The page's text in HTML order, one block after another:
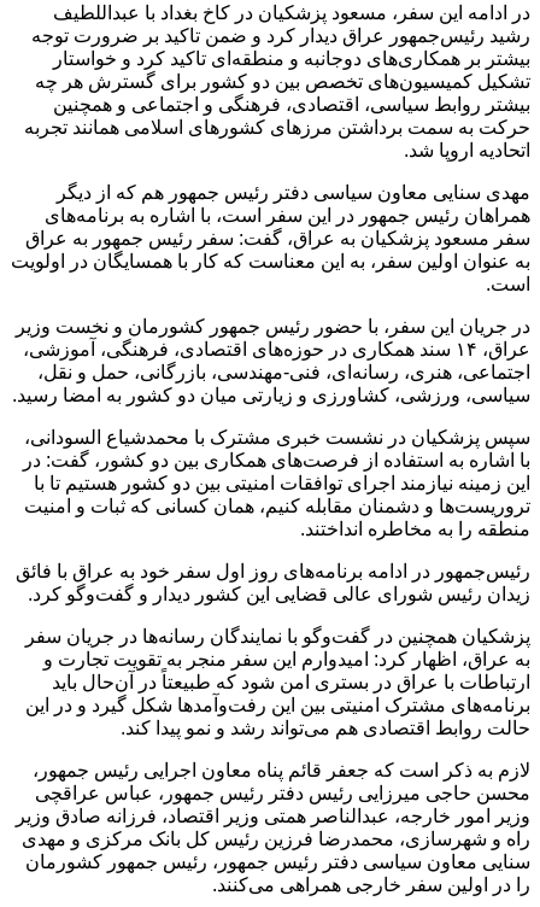
در ادامه این سفر، مسعود پزشکیان در کاخ بغداد با عبداللطیف
رشید رئیس‌جمهور عراق دیدار کرد و ضمن تاکید بر ضرورت توجه
بیشتر بر همکاری‌های دوجانبه و منطقه‌ای تاکید کرد و خواستار
تشکیل کمیسیون‌های تخصص بین دو کشور برای گسترش هر چه
بیشتر روابط سیاسی، اقتصادی، فرهنگی و اجتماعی و همچنین
حرکت به سمت برداشتن مرزهای کشورهای اسلامی همانند تجربه
اتحادیه اروپا شد.
مهدی سنایی معاون سیاسی دفتر رئیس جمهور هم که از دیگر
همراهان رئیس جمهور در این سفر است، با اشاره به برنامه‌های
سفر مسعود پزشکیان به عراق، گفت: سفر رئیس جمهور به عراق
به عنوان اولین سفر، به این معناست که کار با همسایگان در اولویت
است‌.
در جریان این سفر، با حضور رئیس جمهور کشورمان و نخست وزیر
عراق، ۱۴ سند همکاری در حوزه‌های اقتصادی، فرهنگی، آموزشی،
اجتماعی، هنری، رسانه‌ای، فنی-مهندسی، بازرگانی، حمل و نقل،
سیاسی، ورزشی، کشاورزی و زیارتی میان دو کشور به امضا رسید.
سپس پزشکیان در نشست خبری مشترک با محمدشیاع السودانی،
با اشاره به استفاده از فرصت‌های همکاری بین دو کشور، گفت: در
این زمینه نیازمند اجرای توافقات امنیتی بین دو کشور هستیم تا با
تروریست‌ها و دشمنان مقابله کنیم، همان کسانی که ثبات و امنیت
منطقه را به مخاطره انداختند.
رئیس‌جمهور در ادامه برنامه‌های روز اول سفر خود به عراق با فائق
زیدان رئیس شورای عالی قضایی این کشور دیدار و گفت‌وگو کرد.
پزشکیان همچنین در گفت‌وگو با نمایندگان رسانه‌ها در جریان سفر
به عراق، اظهار کرد: امیدوارم این سفر منجر به تقویت تجارت و
ارتباطات با عراق در بستری امن شود که طبیعتاً در آن‌حال باید
برنامه‌های مشترک امنیتی بین این رفت‌وآمدها شکل گیرد و در این
حالت روابط اقتصادی هم می‌تواند رشد و نمو پیدا کند.
لازم به ذکر است که جعفر قائم پناه معاون اجرایی رئیس جمهور،
محسن حاجی میرزایی رئیس دفتر رئیس‌ جمهور، عباس عراقچی
وزیر امور خارجه، عبدالناصر همتی وزیر اقتصاد، فرزانه صادق وزیر
راه و شهرسازی، محمدرضا فرزین رئیس کل بانک مرکزی و مهدی
سنایی معاون سیاسی دفتر رئیس جمهور، رئیس جمهور کشورمان
را در اولین سفر خارجی همراهی می‌کنند.